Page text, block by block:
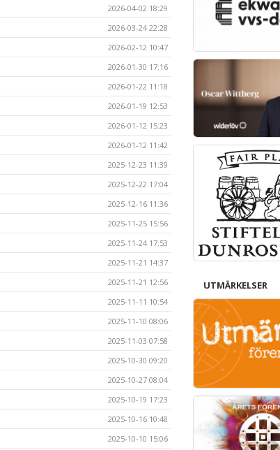
2026-04-02 18:29
2026-03-24 22:28
2026-02-12 10:47
2026-01-30 17:16
2026-01-22 11:18
2026-01-19 12:53
2026-01-12 15:23
2026-01-12 11:42
2025-12-23 11:39
2025-12-22 17:04
2025-12-16 11:36
2025-11-25 15:56
2025-11-24 17:53
2025-11-21 14:37
2025-11-21 12:56
2025-11-11 10:54
2025-11-10 08:06
2025-11-03 07:58
2025-10-30 09:20
2025-10-27 08:04
2025-10-19 17:23
2025-10-16 10:48
2025-10-10 15:06
UTMÄRKELSER